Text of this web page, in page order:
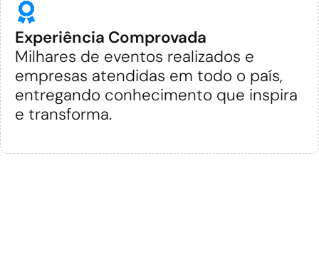
Experiência Comprovada
Milhares de eventos realizados e
empresas atendidas em todo o país,
entregando conhecimento que inspira
e transforma.